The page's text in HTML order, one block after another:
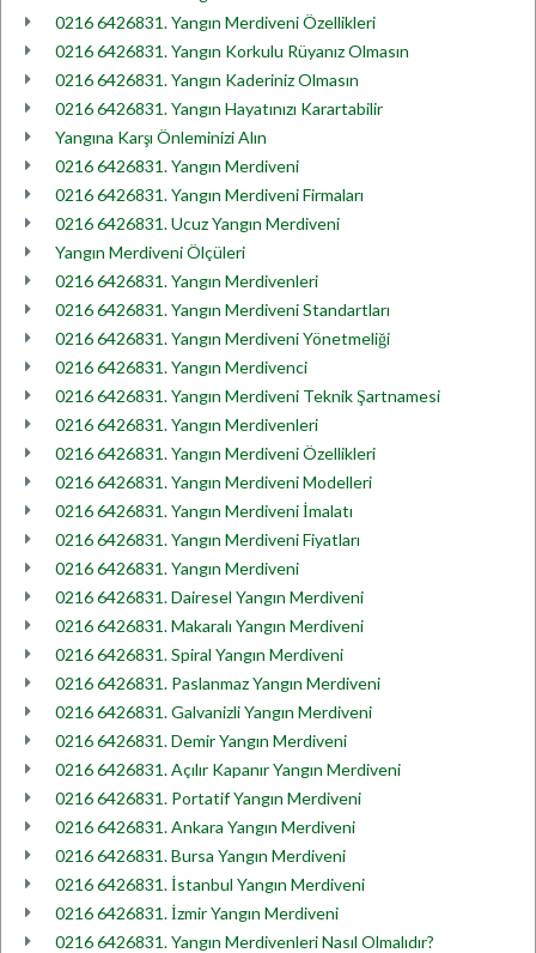
0216 6426831. Yangın Merdiveni Özellikleri
0216 6426831. Yangın Korkulu Rüyanız Olmasın
0216 6426831. Yangın Kaderiniz Olmasın
0216 6426831. Yangın Hayatınızı Karartabilir
Yangına Karşı Önleminizi Alın
0216 6426831. Yangın Merdiveni
0216 6426831. Yangın Merdiveni Firmaları
0216 6426831. Ucuz Yangın Merdiveni
Yangın Merdiveni Ölçüleri
0216 6426831. Yangın Merdivenleri
0216 6426831. Yangın Merdiveni Standartları
0216 6426831. Yangın Merdiveni Yönetmeliği
0216 6426831. Yangın Merdivenci
0216 6426831. Yangın Merdiveni Teknik Şartnamesi
0216 6426831. Yangın Merdivenleri
0216 6426831. Yangın Merdiveni Özellikleri
0216 6426831. Yangın Merdiveni Modelleri
0216 6426831. Yangın Merdiveni İmalatı
0216 6426831. Yangın Merdiveni Fiyatları
0216 6426831. Yangın Merdiveni
0216 6426831. Dairesel Yangın Merdiveni
0216 6426831. Makaralı Yangın Merdiveni
0216 6426831. Spiral Yangın Merdiveni
0216 6426831. Paslanmaz Yangın Merdiveni
0216 6426831. Galvanizli Yangın Merdiveni
0216 6426831. Demir Yangın Merdiveni
0216 6426831. Açılır Kapanır Yangın Merdiveni
0216 6426831. Portatif Yangın Merdiveni
0216 6426831. Ankara Yangın Merdiveni
0216 6426831. Bursa Yangın Merdiveni
0216 6426831. İstanbul Yangın Merdiveni
0216 6426831. İzmir Yangın Merdiveni
0216 6426831. Yangın Merdivenleri Nasıl Olmalıdır?